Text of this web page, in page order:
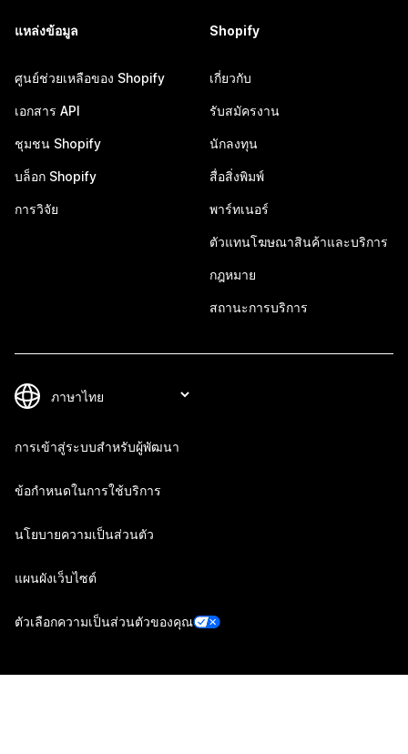
แหล่งข้อมูล
ศูนย์ช่วยเหลือของ Shopify
เอกสาร API
ชุมชน Shopify
บล็อก Shopify
การวิจัย
Shopify
เกี่ยวกับ
รับสมัครงาน
นักลงทุน
สื่อสิ่งพิมพ์
พาร์ทเนอร์
ตัวแทนโฆษณาสินค้าและบริการ
กฎหมาย
สถานะการบริการ
การเข้าสู่ระบบสำหรับผู้พัฒนา
ข้อกำหนดในการใช้บริการ
นโยบายความเป็นส่วนตัว
แผนผังเว็บไซต์
ตัวเลือกความเป็นส่วนตัวของคุณ